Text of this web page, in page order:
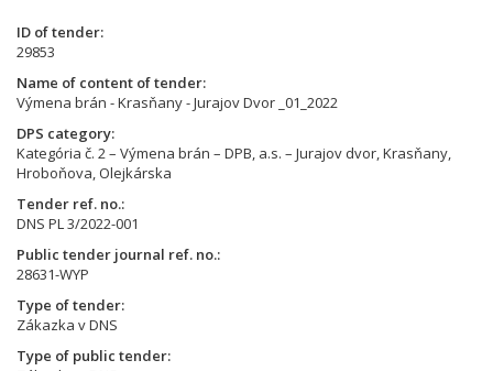
ID of tender
29853
Name of content of tender
Výmena brán - Krasňany - Jurajov Dvor _01_2022
DPS category
Kategória č. 2 – Výmena brán – DPB, a.s. – Jurajov dvor, Krasňany,
Hroboňova, Olejkárska
Tender ref. no.
DNS PL 3/2022-001
Public tender journal ref. no.
28631-WYP
Type of tender
Zákazka v DNS
Type of public tender